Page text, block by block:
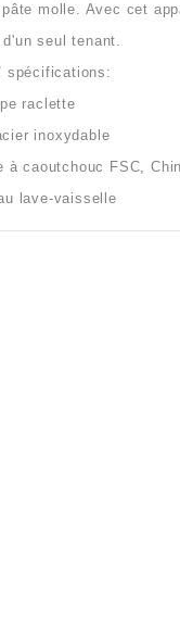
molle. Avec cet
seul tenant.
spécifications:
raclette
inoxydable
à caoutchouc FSC,
lave-vaisselle